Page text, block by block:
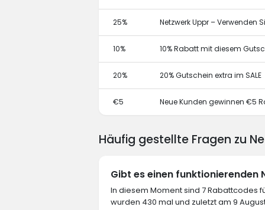
25% Netzwerk Uppr – Verwenden
10% 10% Rabatt mit diesem
20% 20% Gutschein extra im SALE
€5 Neue Kunden gewinnen €5
Häufig gestellte Fragen zu
Gibt es einen funktionierenden
In diesem Moment sind 7 Rabattcodes
wurden 430 mal und zuletzt am 9